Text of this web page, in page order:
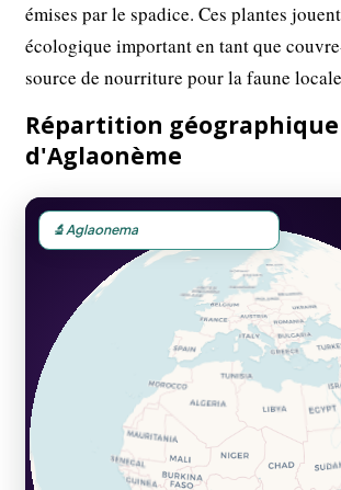
émises par le spadice. Ces plantes
écologique important en tant que
source de nourriture pour la faune
Répartition géographique
d'Aglaonème